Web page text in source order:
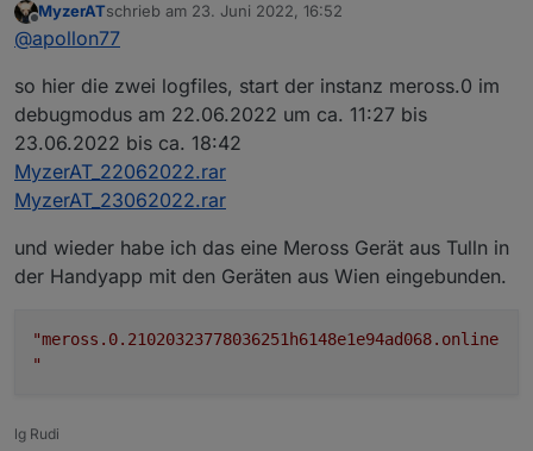
Zu "Admin Farbmarkierung nur in instanz 0" ... Bitte
mal Admin Shift reloaden ... danach immer noch?
JSON so eines Objekts zeigen ...
Offline
MyzerATschrieb am 23. Juni 2022, 16:52
zuletzt editiert von
@apollon77
so hier die zwei logfiles, start der instanz meross.0 im
debugmodus am 22.06.2022 um ca. 11:27 bis
23.06.2022 bis ca. 18:42
MyzerAT_22062022.rar
MyzerAT_23062022.rar
und wieder habe ich das eine Meross Gerät aus Tulln in
der Handyapp mit den Geräten aus Wien eingebunden.
"meross.0.21020323778036251h6148e1e94ad068.online
"
lg Rudi